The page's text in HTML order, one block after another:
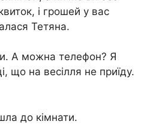
і грошей у вас
Тетяна.
А можна телефон? Я
що на весілля не приїду.
до кімнати.